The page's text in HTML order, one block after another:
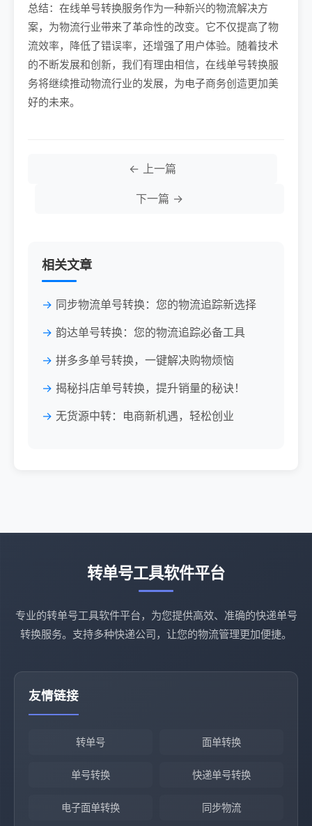
总结：在线单号转换服务作为一种新兴的物流解决方
案，为物流行业带来了革命性的改变。它不仅提高了物
流效率，降低了错误率，还增强了用户体验。随着技术
的不断发展和创新，我们有理由相信，在线单号转换服
务将继续推动物流行业的发展，为电子商务创造更加美
好的未来。
← 上一篇
下一篇 →
相关文章
同步物流单号转换：您的物流追踪新选择
韵达单号转换：您的物流追踪必备工具
拼多多单号转换，一键解决购物烦恼
揭秘抖店单号转换，提升销量的秘诀！
无货源中转：电商新机遇，轻松创业
转单号工具软件平台
专业的转单号工具软件平台，为您提供高效、准确的快递单号
转换服务。支持多种快递公司，让您的物流管理更加便捷。
友情链接
转单号 面单转换
单号转换 快递单号转换
电子面单转换 同步物流